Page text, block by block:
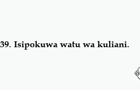
39. Isipokuwa watu wa kuliani.